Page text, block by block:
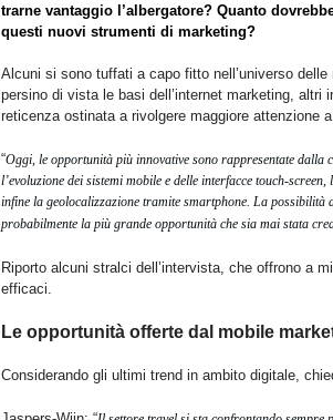
trarne vantaggio l’albergatore? Quanto
questi nuovi strumenti di marketing?
Alcuni si sono tuffati a capo fitto nell’universo delle
persino di vista le basi dell’internet marketing, altri
reticenza ostinata a rivolgere maggiore attenzione
“Oggi, le opportunità più innovative sono rappresentate dalla
l’evoluzione dei sistemi mobile e delle interfacce touch-
infine la geolocalizzazione tramite smartphone. La
probabilmente la più grande opportunità che sia mai stata
Riporto alcuni stralci dell’intervista, che offrono a
efficaci.
Le opportunità offerte dal mobile
Considerando gli ultimi trend in ambito digitale,